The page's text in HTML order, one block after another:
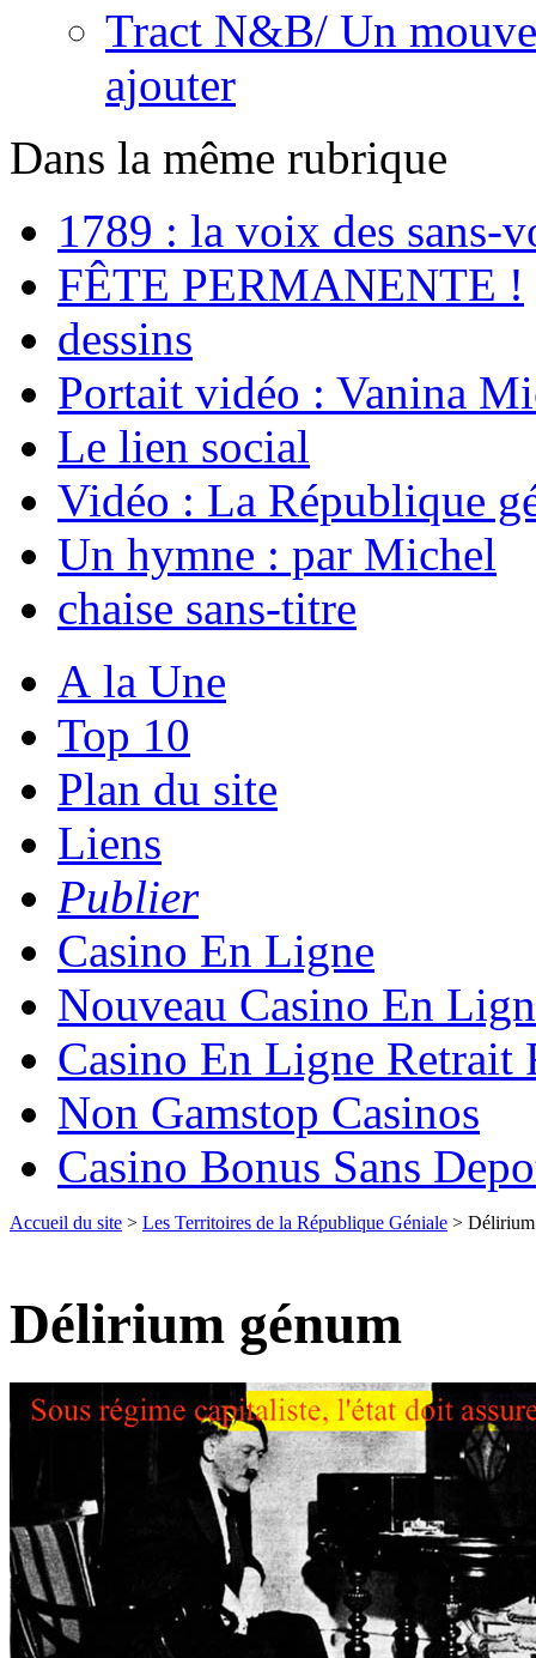
Tract N&B/ Un
ajouter
Dans la même rubrique
1789 : la voix des sans-
FÊTE PERMANENTE !
dessins
Portait vidéo : Vanina
Le lien social
Vidéo : La République
Un hymne : par Michel
chaise sans-titre
A la Une
Top 10
Plan du site
Liens
Publier
Casino En Ligne
Nouveau Casino En
Casino En Ligne Retrait
Non Gamstop Casinos
Casino Bonus Sans
Accueil du site > Les Territoires de la République Géniale >
Délirium génum